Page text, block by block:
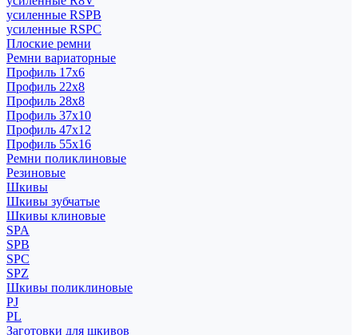
усиленные RSPB
усиленные RSPC
Плоские ремни
Ремни вариаторные
Профиль 17x6
Профиль 22x8
Профиль 28x8
Профиль 37x10
Профиль 47x12
Профиль 55x16
Ремни поликлиновые
Резиновые
Шкивы
Шкивы зубчатые
Шкивы клиновые
SPA
SPB
SPC
SPZ
Шкивы поликлиновые
PJ
PL
Заготовки для шкивов